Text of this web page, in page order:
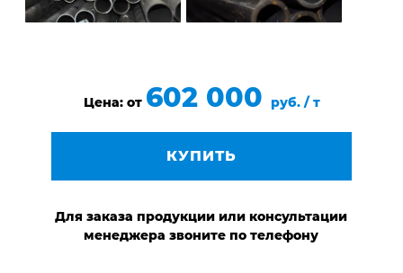
Цена: от 602 000 руб. / т
КУПИТЬ
Для заказа продукции или консультации
менеджера звоните по телефону